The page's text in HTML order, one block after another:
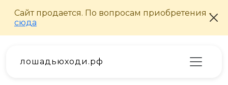
лошадьюходи.рф